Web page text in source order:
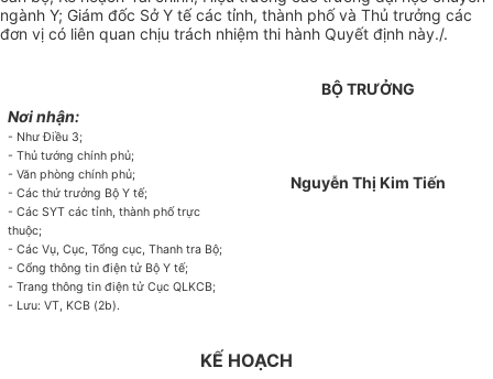
ngành Y; Giám đốc Sở Y tế các tỉnh, thành phố và Thủ trưởng các
đơn vị có liên quan chịu trách nhiệm thi hành Quyết định này./.
Nơi nhận:
- Như Điều 3;
- Thủ tướng chính phủ;
- Văn phòng chính phủ;
- Các thứ trưởng Bộ Y tế;
- Các SYT các tỉnh,thành phố trực
thuộc;
- Các Vụ, Cục, Tổng cục, Thanh tra Bộ;
- Cổng thông tin điện tử Bộ Y tế;
- Trang thông tin điện tử Cục QLKCB;
- Lưu: VT, KCB (2b).
BỘ TRƯỞNG
Nguyễn Thị Kim Tiến
KẾ HOẠCH